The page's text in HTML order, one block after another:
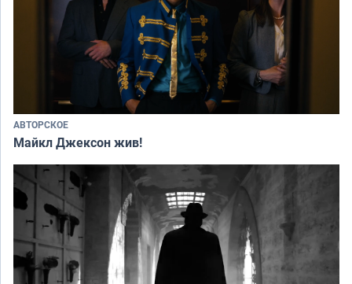
АВТОРСКОЕ
Майкл Джексон жив!